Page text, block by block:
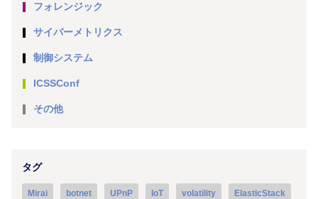
フォレンジック
サイバーメトリクス
制御システム
ICSSConf
その他
タグ
Mirai botnet UPnP IoT volatility ElasticStack